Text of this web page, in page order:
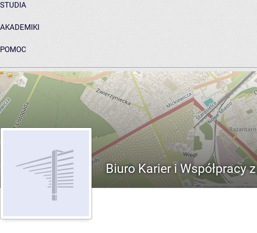
STUDIA
AKADEMIKI
POMOC
ARCHIWUM PRAC DYPLOMOWYCH
Biuro Karier i Współpracy